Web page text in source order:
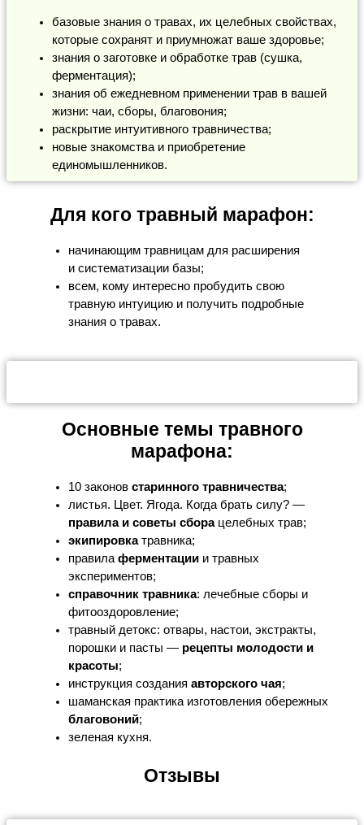
базовые знания о травах, их целебных свойствах,
которые сохранят и приумножат ваше здоровье;
знания о заготовке и обработке трав (сушка,
ферментация);
знания об ежедневном применении трав в вашей
жизни: чаи, сборы, благовония;
раскрытие интуитивного травничества;
новые знакомства и приобретение
единомышленников.
Для кого травный марафон:
начинающим травницам для расширения
и систематизации базы;
всем, кому интересно пробудить свою
травную интуицию и получить подробные
знания о травах.
Основные темы травного
марафона:
10 законов старинного травничества;
листья. Цвет. Ягода. Когда брать силу? —
правила и советы сборацелебных трав;
экипировкатравника;
правила ферментациии травных
экспериментов;
справочник травника: лечебные сборы и
фитооздоровление;
травный детокс: отвары, настои, экстракты,
порошки и пасты — рецепты молодости и
красоты;
инструкция создания авторского чая;
шаманская практика изготовления обережных
благовоний;
зеленая кухня.
Отзывы